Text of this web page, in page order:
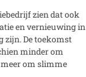
zien dat ook
en vernieuwing in
zijn. De toekomst
minder om
om slimme